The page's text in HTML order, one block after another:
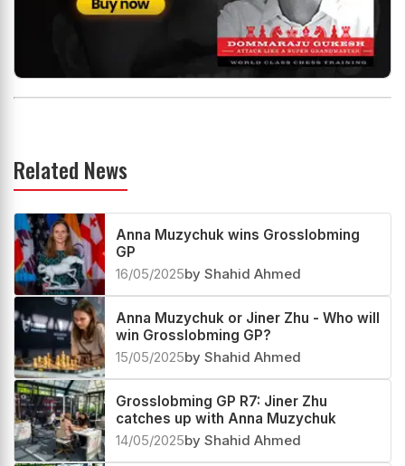
Related News
Anna Muzychuk wins Grosslobming
GP
16/05/2025by Shahid Ahmed
Anna Muzychuk or Jiner Zhu - Who will
win Grosslobming GP?
15/05/2025by Shahid Ahmed
Grosslobming GP R7: Jiner Zhu
catches up with Anna Muzychuk
14/05/2025by Shahid Ahmed